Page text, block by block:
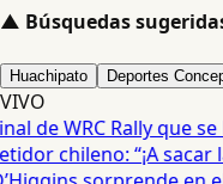
▲ Búsquedas
Huachipato Deportes
VIVO
de WRC Rally que
chileno: “¡A sacar